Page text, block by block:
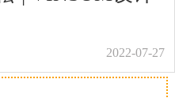
户作品已成功备案！
2022-07-27